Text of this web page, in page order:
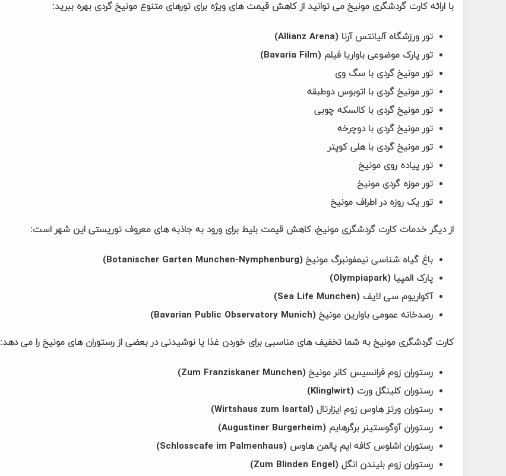
با ارائه کارت گردشگری مونیخ می توانید از کاهش قیمت های ویژه برای تورهای متنوع مونیخ گردی بهره ببرید:
تور ورزشگاه آلیانتس آرنا (Allianz Arena)
تور پارک موضوعی باواریا فیلم (Bavaria Film)
تور مونیخ گردی با سگ وی
تور مونیخ گردی با اتوبوس دوطبقه
تور مونیخ گردی با کالسکه چوبی
تور مونیخ گردی با دوچرخه
تور مونیخ گردی با هلی کوپتر
تور پیاده روی مونیخ
تور موزه گردی مونیخ
تور یک روزه در اطراف مونیخ
از دیگر خدمات کارت گردشگری مونیخ، کاهش قیمت بلیط برای ورود به جاذبه های معروف توریستی این شهر است:
باغ گیاه شناسی نیمفونبرگ مونیخ (Botanischer Garten Munchen-Nymphenburg)
پارک المپیا (Olympiapark)
آکواریوم سی لایف (Sea Life Munchen)
رصدخانه عمومی باوارین مونیخ (Bavarian Public Observatory Munich)
کارت گردشگری مونیخ به شما تخفیف های مناسبی برای خوردن غذا یا نوشیدنی در بعضی از رستوران های مونیخ را می دهد:
رستوران زوم فرانسیس کانر مونیخ (Zum Franziskaner Munchen)
رستوران کلینگل ورت (Klinglwirt)
رستوران ورتز هاوس زوم ایزارتال (Wirtshaus zum Isartal)
رستوران آوگوستینر برگرهایم (Augustiner Burgerheim)
رستوران اشلوس کافه ایم پالمن هاوس (Schlosscafe im Palmenhaus)
رستوران زوم بلیندن انگل (Zum Blinden Engel)